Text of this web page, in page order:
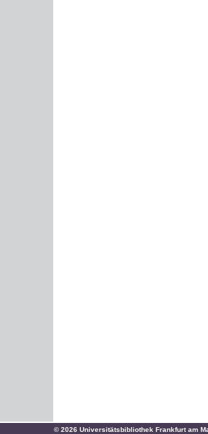
© 2026 Universitätsbibliothek Frankfurt am